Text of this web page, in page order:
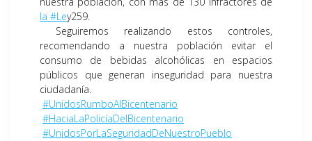
la #Ley259.
Seguiremos realizando estos controles,
recomendando a nuestra población evitar el
consumo de bebidas alcohólicas en espacios
públicos que generan inseguridad para nuestra
ciudadanía.
#UnidosRumboAlBicentenario
#HaciaLaPolicíaDelBicentenario
#UnidosPorLaSeguridadDeNuestroPueblo